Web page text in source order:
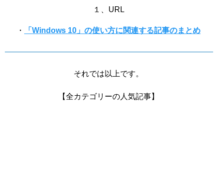
１、URL
・ 「Windows 10」の使い方に関連する記事のまとめ
それでは以上です。
【全カテゴリーの人気記事】